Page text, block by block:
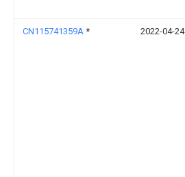
CN115741359A * 2022-04-24